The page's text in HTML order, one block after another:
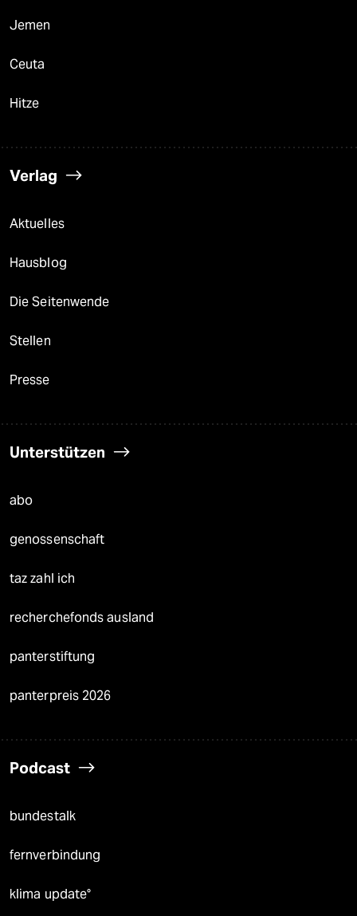
Jemen
Ceuta
Hitze
Verlag
Aktuelles
Hausblog
Die Seitenwende
Stellen
Presse
Unterstützen
abo
genossenschaft
taz zahl ich
recherchefonds ausland
panterstiftung
panterpreis 2026
Podcast
bundestalk
fernverbindung
klima update°